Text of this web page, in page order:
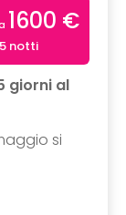
1600 €
notti
giorni al
si